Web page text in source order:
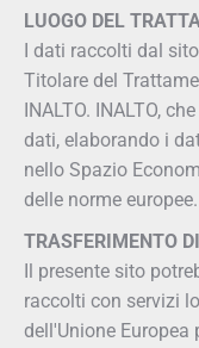
LUOGO DEL
I dati raccolti dal
Titolare del
INALTO. INALTO,
dati, elaborando i
nello Spazio
delle norme europee.
TRASFERIMENTO
Il presente sito
raccolti con servizi
dell'Unione